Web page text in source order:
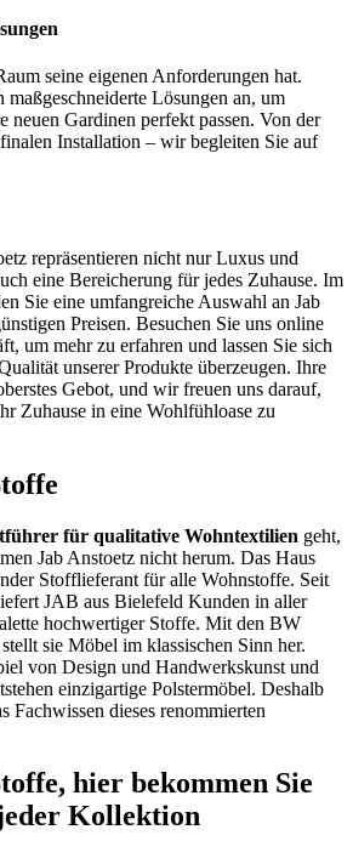
seine eigenen Anforderungen hat.
Lösungen an, um
neuen Gardinen perfekt passen. Von der
Installation – wir begleiten Sie auf
repräsentieren nicht nur Luxus und
eine Bereicherung für jedes Zuhause. Im
Sie eine umfangreiche Auswahl an Jab
Preisen. Besuchen Sie uns online
um mehr zu erfahren und lassen Sie sich
unserer Produkte überzeugen. Ihre
Gebot, und wir freuen uns darauf,
Zuhause in eine Wohlfühloase zu
für qualitative Wohntextilien geht,
Jab Anstoetz nicht herum. Das Haus
Stofflieferant für alle Wohnstoffe. Seit
JAB aus Bielefeld Kunden in aller
hochwertiger Stoffe. Mit den BW
sie Möbel im klassischen Sinn her.
von Design und Handwerkskunst und
einzigartige Polstermöbel. Deshalb
Fachwissen dieses renommierten
hier bekommen Sie
Kollektion